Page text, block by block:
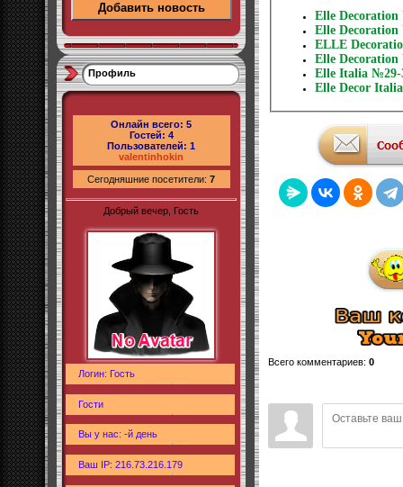
Добавить новость
Профиль
Онлайн всего: 5
Гостей: 4
Пользователей: 1
valentinhokin
Сегодняшние посетители: 7
Добрый вечер, Гость
Логин: Гость
Гости
Вы у нас: -й день
Ваш IP: 216.73.216.179
Elle
Elle
ELLE
Elle
Elle Italia №29-
Elle Decor
Всего комментариев: 0